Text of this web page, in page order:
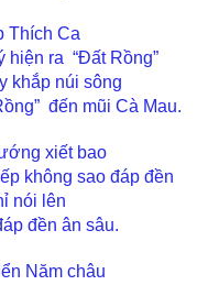
Thích Ca
hiện ra “Đất Rồng”
khắp núi sông
đến mũi Cà Mau.
xiết bao
không sao đáp đền
nói lên
đền ân sâu.
Năm châu